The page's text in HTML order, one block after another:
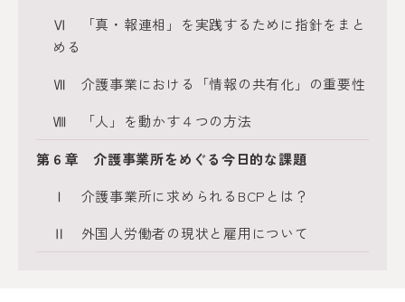
Ⅵ 「真・報連相」を実践するために指針をまと
める
Ⅶ 介護事業における「情報の共有化」の重要性
Ⅷ 「人」を動かす４つの方法
第６章 介護事業所をめぐる今日的な課題
Ⅰ 介護事業所に求められるBCPとは？
Ⅱ 外国人労働者の現状と雇用について